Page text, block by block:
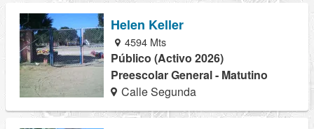
Helen Keller
4594 Mts
Público (Activo 2026)
Preescolar General - Matutino
Calle Segunda